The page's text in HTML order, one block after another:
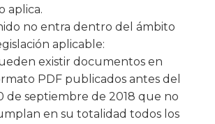
aplica.
no entra dentro del ámbito
aplicable:
existir documentos en
PDF publicados antes del
de septiembre de 2018 que no
en su totalidad todos los